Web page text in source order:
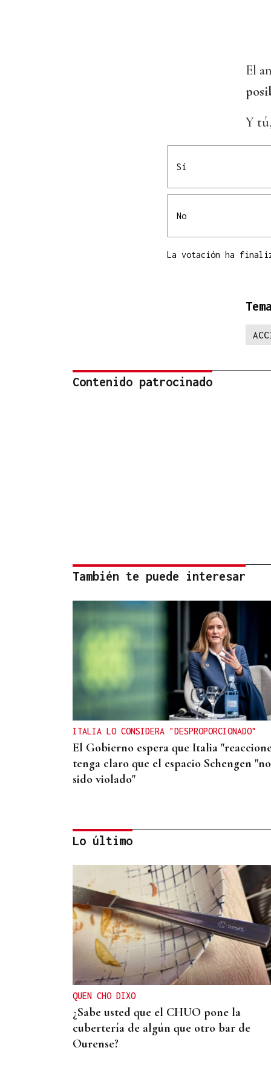
El
Y
Sí
No
La votación ha
Contenido patrocinado
También te puede interesar
ITALIA LO CONSIDERA "DESPROPORCIONADO"
El Gobierno espera que Italia
tenga claro que el espacio Schengen
sido violado"
PERSECUCIÓN MARÍTIMA
Intervenidos más de 800 kilos de
en Punta Umbría
Lo último
QUEN CHO DIXO
¿Sabe usted que el CHUO pone la
cubertería de algún que otro bar de
Ourense?